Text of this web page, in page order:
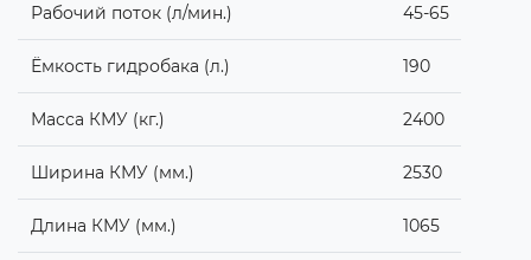
Рабочий поток (л/мин.) 45-65
Ёмкость гидробака (л.) 190
Масса КМУ (кг.) 2400
Ширина КМУ (мм.) 2530
Длина КМУ (мм.) 1065